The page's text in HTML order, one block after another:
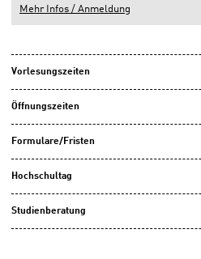
Mehr Infos / Anmeldung
Vorlesungszeiten
Öffnungszeiten
Formulare/Fristen
Hochschultag
Studienberatung